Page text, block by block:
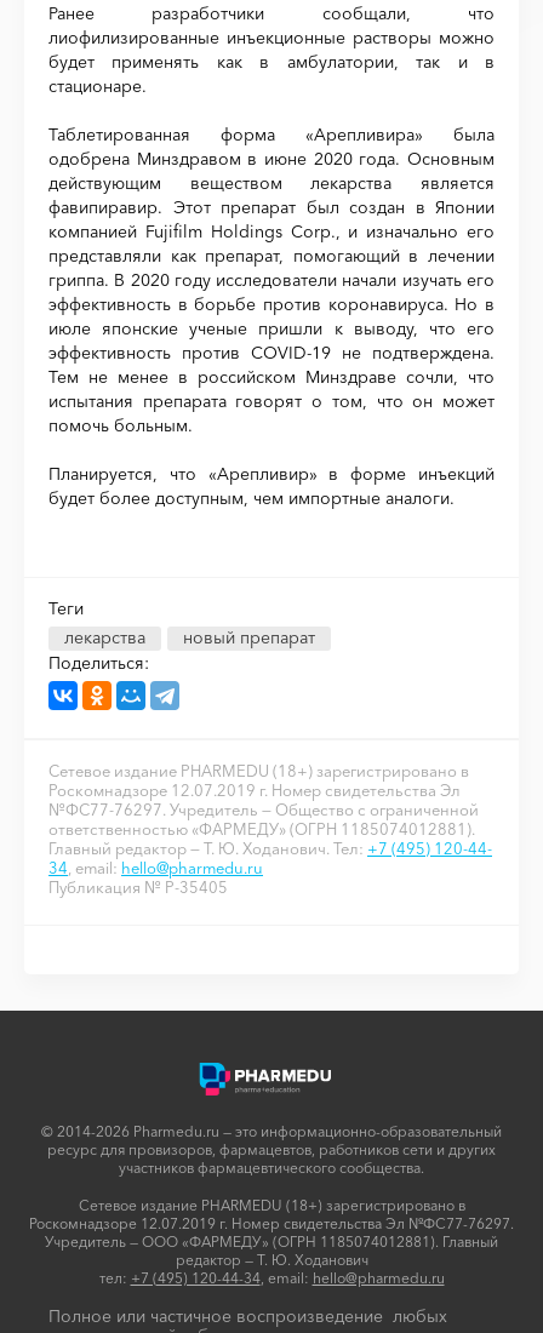
Ранее разработчики сообщали, что
лиофилизированные инъекционные растворы можно
будет применять как в амбулатории, так и в
стационаре.
Таблетированная форма «Арепливира» была
одобрена Минздравом в июне 2020 года. Основным
действующим веществом лекарства является
фавипиравир. Этот препарат был создан в Японии
компанией Fujifilm Holdings Corp., и изначально его
представляли как препарат, помогающий в лечении
гриппа. В 2020 году исследователи начали изучать его
эффективность в борьбе против коронавируса. Но в
июле японские ученые пришли к выводу, что его
эффективность против COVID-19 не подтверждена.
Тем не менее в российском Минздраве сочли, что
испытания препарата говорят о том, что он может
помочь больным.
Планируется, что «Арепливир» в форме инъекций
будет более доступным, чем импортные аналоги.
Теги
лекарства
новый препарат
Поделиться:
Сетевое издание PHARMEDU (18+) зарегистрировано в
Роскомнадзоре 12.07.2019 г. Номер свидетельства Эл
№ФС77-76297. Учредитель — Общество с ограниченной
ответственностью «ФАРМЕДУ» (ОГРН 1185074012881).
Главный редактор — Т. Ю. Ходанович. Тел: +7 (495) 120-44-
34 , email: hello@pharmedu.ru
Публикация № P-35405
© 2014-2026 Pharmedu.ru — это информационно-образовательный
ресурс для провизоров, фармацевтов, работников сети и других
участников фармацевтического сообщества.
Сетевое издание PHARMEDU (18+) зарегистрировано в
Роскомнадзоре 12.07.2019 г. Номер свидетельства Эл №ФС77-76297.
Учредитель — ООО «ФАРМЕДУ» (ОГРН 1185074012881). Главный
редактор — Т. Ю. Ходанович
тел: +7 (495) 120-44-34, email: hello@pharmedu.ru
Полное или частичное воспроизведение любых